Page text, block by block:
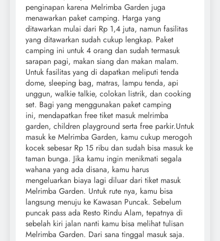
penginapan karena Melrimba Garden juga
menawarkan paket camping. Harga yang
ditawarkan mulai dari Rp 1,4 juta, namun fasilitas
yang ditawarkan sudah cukup lengkap. Paket
camping ini untuk 4 orang dan sudah termasuk
sarapan pagi, makan siang dan makan malam.
Untuk fasilitas yang di dapatkan meliputi tenda
dome, sleeping bag, matras, lampu tenda, api
unggun, walkie talkie, colokan listrik, dan cooking
set. Bagi yang menggunakan paket camping
ini, mendapatkan free tiket masuk melrimba
garden, children playground serta free parkir.Untuk
masuk ke Melrimba Garden, kamu cukup merogoh
kocek sebesar Rp 15 ribu dan sudah bisa masuk ke
taman bunga. Jika kamu ingin menikmati segala
wahana yang ada disana, kamu harus
mengeluarkan biaya lagi diluar dari tiket masuk
Melrimba Garden. Untuk rute nya, kamu bisa
langsung menuju ke Kawasan Puncak. Sebelum
puncak pass ada Resto Rindu Alam, tepatnya di
sebelah kiri jalan nanti kamu bisa melihat tulisan
Melrimba Garden. Dari sana tinggal masuk saja.